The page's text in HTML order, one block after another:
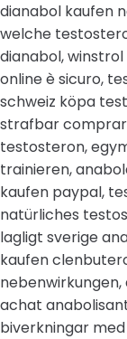
dianabol kaufen
welche
dianabol,
online è sicuro,
schweiz köpa
strafbar comprar
testosteron,
trainieren,
kaufen paypal,
natürliches
lagligt sverige
kaufen
achat
biverkningar